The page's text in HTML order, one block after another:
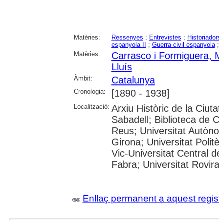
Matèries: Ressenyes ; Entrevistes ;
espanyola II
; Guerra civil espanyola
Matèries:
Carrasco i Formiguera,
Lluís
Àmbit: Catalunya
Cronologia: [1890 - 1938]
Localització: Arxiu Històric de la
Sabadell; Biblioteca de
Reus; Universitat
Girona; Universitat
Vic-Universitat Central
Fabra; Universitat
Enllaç permanent a aquest